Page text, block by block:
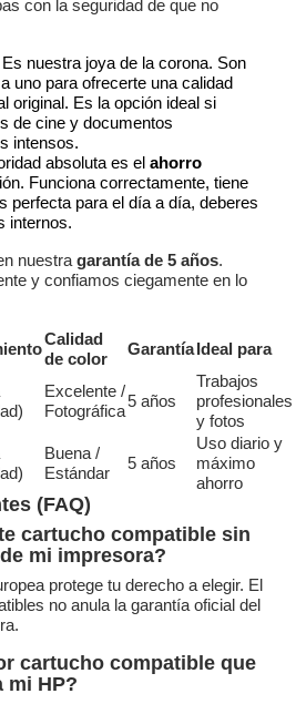
con la seguridad de que no
Es nuestra joya de la corona. Son
uno para ofrecerte una calidad
original. Es la opción ideal si
de cine y documentos
intensos.
absoluta es el ahorro
Funciona correctamente, tiene
perfecta para el día a día, deberes
internos.
nuestra garantía de 5 años.
y confiamos ciegamente en lo
Calidad
de color
GarantíaIdeal para
Excelente /
Fotográfica
5 años
Trabajos
profesionales
y fotos
Buena /
Estándar
5 años
Uso diario y
máximo
ahorro
(FAQ)
cartucho compatible sin
mi impresora?
protege tu derecho a elegir. El
no anula la garantía oficial del
cartucho compatible que
mi HP?